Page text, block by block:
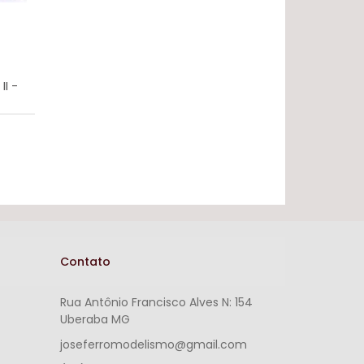
-
Contato
Rua Antônio Francisco Alves N: 154
Uberaba MG
joseferromodelismo@gmail.com